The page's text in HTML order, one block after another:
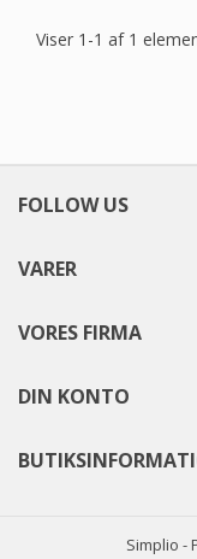
Viser 1-1 af 1
FOLLOW US
VARER
VORES FIRMA
DIN KONTO
Simplio -